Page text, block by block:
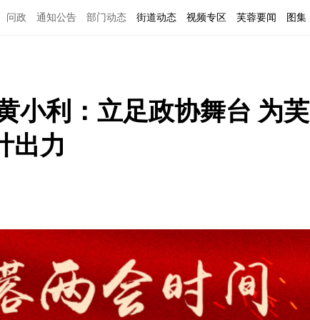
问政 通知公告 部门动态 街道动态 视频专区 芙蓉要闻 图集
小利：立足政协舞台 为芙
出力